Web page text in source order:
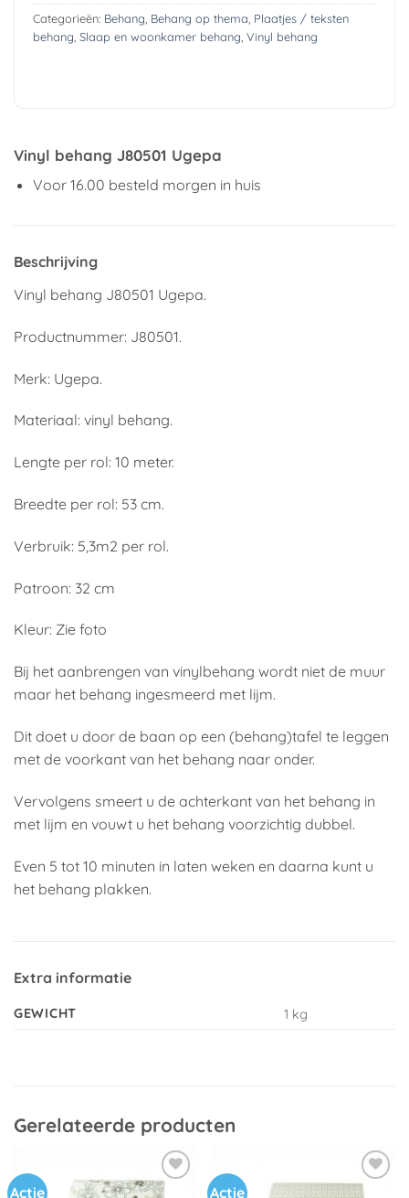
Categorieën: Behang, Behang op thema, Plaatjes / teksten
behang, Slaap en woonkamer behang, Vinyl behang
Vinyl behang J80501 Ugepa
Voor 16.00 besteld morgen in huis
Beschrijving
Vinyl behang J80501 Ugepa.
Productnummer: J80501.
Merk: Ugepa.
Materiaal: vinyl behang.
Lengte per rol: 10 meter.
Breedte per rol: 53 cm.
Verbruik: 5,3m2 per rol.
Patroon: 32 cm
Kleur: Zie foto
Bij het aanbrengen van vinylbehang wordt niet de muur
maar het behang ingesmeerd met lijm.
Dit doet u door de baan op een (behang)tafel te leggen
met de voorkant van het behang naar onder.
Vervolgens smeert u de achterkant van het behang in
met lijm en vouwt u het behang voorzichtig dubbel.
Even 5 tot 10 minuten in laten weken en daarna kunt u
het behang plakken.
Extra informatie
GEWICHT 1 kg
Gerelateerde producten
Actie
Toevoegen
Actie
Toevoegen